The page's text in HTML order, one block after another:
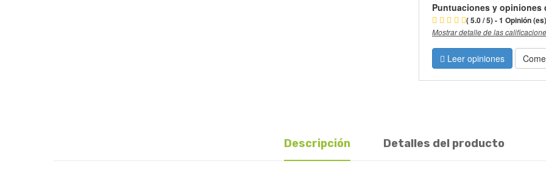
Puntuaciones y opiniones
( 5.0 / 5) - 1 Opinión (es)
Mostrar detalle de las
Leer opiniones
Descripción Detalles del producto